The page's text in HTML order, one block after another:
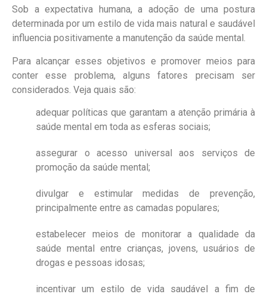
Sob a expectativa humana, a adoção de uma postura
determinada por um estilo de vida mais natural e saudável
influencia positivamente a manutenção da saúde mental.
Para alcançar esses objetivos e promover meios para
conter esse problema, alguns fatores precisam ser
considerados. Veja quais são:
adequar políticas que garantam a atenção primária à
saúde mental em toda as esferas sociais;
assegurar o acesso universal aos serviços de
promoção da saúde mental;
divulgar e estimular medidas de prevenção,
principalmente entre as camadas populares;
estabelecer meios de monitorar a qualidade da
saúde mental entre crianças, jovens, usuários de
drogas e pessoas idosas;
incentivar um estilo de vida saudável a fim de